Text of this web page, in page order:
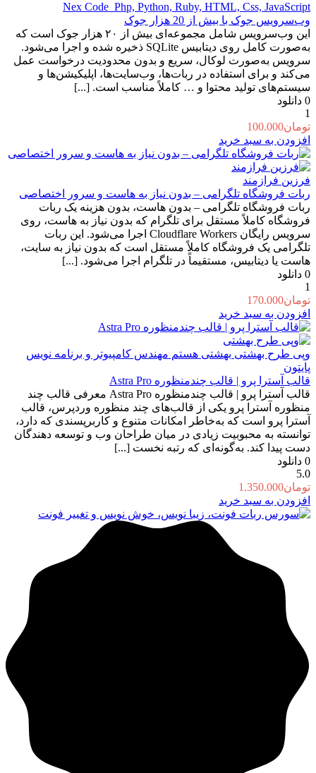
Nex Code ‌ Php, Python, Ruby, HTML, Css, JavaScript
وب‌سرویس جوک با بیش از 20 هزار جوک
این وب‌سرویس شامل مجموعه‌ای بیش از ۲۰ هزار جوک است که
به‌صورت کامل روی دیتابیس SQLite ذخیره شده و اجرا می‌شود.
سرویس به‌صورت لوکال، سریع و بدون محدودیت درخواست عمل
می‌کند و برای استفاده در ربات‌ها، وب‌سایت‌ها، اپلیکیشن‌ها و
سیستم‌های تولید محتوا و … کاملاً مناسب است. [...]
0 دانلود
1
تومان100.000
افزودن به سبد خرید
فرزین فرازمند
ربات فروشگاه تلگرامی – بدون نیاز به هاست و سرور اختصاصی
ربات فروشگاه تلگرامی – بدون هاست، بدون هزینه یک ربات
فروشگاه کاملاً مستقل برای تلگرام که بدون نیاز به هاست، روی
سرویس رایگان Cloudflare Workers اجرا می‌شود. این ربات
تلگرامی یک فروشگاه کاملاً مستقل است که بدون نیاز به سایت،
هاست یا دیتابیس، مستقیماً در تلگرام اجرا می‌شود. [...]
0 دانلود
1
تومان170.000
افزودن به سبد خرید
وپی طرح بهشتی بهشتی هستم مهندس کامپیوتر و برنامه نویس
پایتون
قالب آسترا پرو | قالب چندمنظوره Astra Pro
قالب آسترا پرو | قالب چندمنظوره Astra Pro معرفی قالب چند
منظوره آسترا پرو یکی از قالب‌های چند منظوره وردپرس، قالب
آسترا پرو است که به‌خاطر امکانات متنوع و کاربرپسندی که دارد،
توانسته به محبوبیت زیادی در میان طراحان وب و توسعه دهندگان
دست پیدا کند. به‌گونه‌ای که رتبه نخست [...]
0 دانلود
5.0
تومان1.350.000
افزودن به سبد خرید